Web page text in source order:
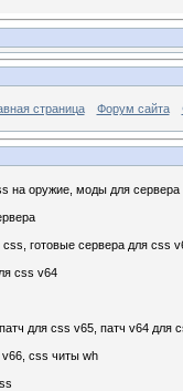
страница Форум сайта
на оружие, моды для сервера
css, готовые сервера для css
css v64
для css v65, патч v64 для
css читы wh